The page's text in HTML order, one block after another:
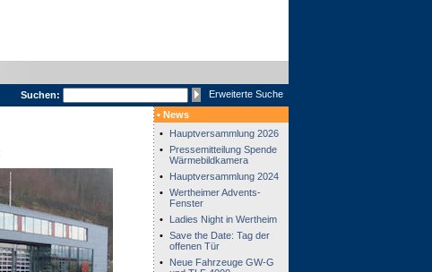
Suchen: Erweiterte Suche
• News
•
Hauptversammlung 2026
•
Pressemitteilung Spende
Wärmebildkamera
•
Hauptversammlung 2024
• Wertheimer Advents-
Fenster
•
Ladies Night in Wertheim
• Save the Date: Tag der
offenen Tür
•
Neue Fahrzeuge GW-G